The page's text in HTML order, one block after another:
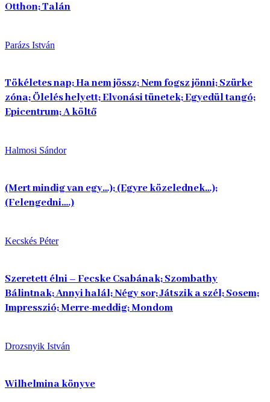
Otthon; Talán
Parázs István
Tökéletes nap; Ha nem jössz; Nem fogsz jönni; Szürke
zóna; Ölelés helyett; Elvonási tünetek; Egyedül tangó;
Epicentrum; A költő
Halmosi Sándor
(Mert mindig van egy…); (Egyre közelednek…);
(Felengedni….)
Kecskés Péter
Szeretett élni – Fecske Csabának; Szombathy
Bálintnak; Annyi halál; Négy sor; Játszik a szél; Sosem;
Impresszió; Merre-meddig; Mondom
Drozsnyik István
Wilhelmina könyve